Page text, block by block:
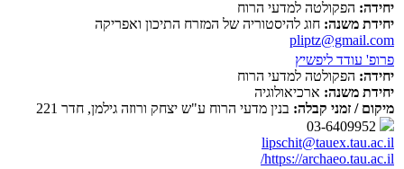
יחידה: הפקולטה למדעי הרוח
יחידת משנה: חוג להיסטוריה של המזרח התיכון ואפריקה
pliptz@gmail.com
פרופ' עודד ליפשיץ
יחידה: הפקולטה למדעי הרוח
יחידת משנה: ארכיאולוגיה
מיקום / זמני קבלה: בנין מדעי הרוח ע"ש יצחק ורוזה גילמן, חדר 221
lipschit@tauex.tau.ac.il
https://archaeo.tau.ac.il/